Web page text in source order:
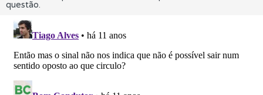
questão.